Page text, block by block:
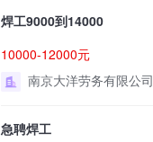
焊工9000到14000
10000-12000元
南京大洋劳务有限公司
急聘焊工